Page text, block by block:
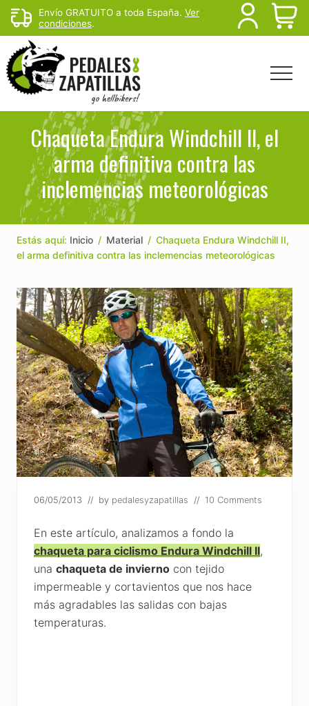
Menu
Skip
main
content
Skip
primary
sidebar
Skip
footer
Envío GRATUITO a toda España. Ver
condiciones.
Rutas
senderismo
para
escapar
del
sofá
Menu
Chaqueta Endura Windchill II, el
arma definitiva contra las
inclemencias meteorológicas
Estás aquí: Inicio / Material / Chaqueta Endura Windchill II,
el arma definitiva contra las inclemencias meteorológicas
06/05/2013 // by pedalesyzapatillas // 10 Comments
En este artículo, analizamos a fondo la
chaqueta para ciclismo Endura Windchill II,
una chaqueta de invierno con tejido
impermeable y cortavientos que nos hace
más agradables las salidas con bajas
temperaturas.